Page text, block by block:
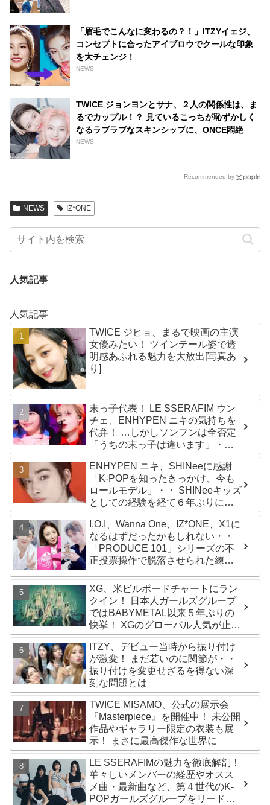
「眉毛でこんなに変わるの？！」ITZYイェジ、
コンセプトに合ったアイブロウでクールな印象
を大チェンジ！
NEWS
TWICE ジョンヨンとサナ、２人の関係性は、ま
るでカップル！？ 見ているこっちが恥ずかしく
なるラブラブなスキンシップに、ONCE悶絶
NEWS
Recommended by
NEWS IZ*ONE
人気記事
人気記事
TWICE ジヒョ、まるで映画の主演
女優みたい！ ツインテール姿で透
明感あふれる魅力を大放出[写真あ
り]
末っ子代表！ LE SSERAFIM ウン
チェ、ENHYPEN ニキの気持ちを
代弁！ …しかしソンフンは全否定
「うちの末っ子は違います」・・
かわいすぎる２人の会話に爆笑
ENHYPEN ニキ、SHINeeに感謝
「K-POPを知ったきっかけ、今も
ロールモデル」・・ SHINeeキッズ
としての経験を経て６年ぶりに東
京ドームに帰還した感想は？
I.O.I、Wanna One、IZ*ONE、X1に
なるはずだったかもしれない・・
「PRODUCE 101」シリーズの不
正投票操作で脱落させられた練習
XG、米ビルボードチャートにラン
クイン！ 日本人ガールズグループ
ではBABYMETAL以来５年ぶりの
快挙！ XGのグローバル人気が止ま
らない…「コーチェラ2025」にも
日本人唯一の出演
ITZY、デビュー当時から振り付け
が激変！ まだ若いのに関節が・・
振り付けを変更せざるを得ない深
刻な問題とは
TWICE MISAMO、公式の展示会
『Masterpiece』を開催中！ 未公開
作品やギャラリー限定の衣装も展
示！ まさに最高傑作な世界に
LE SSERAFIMの魅力を徹底解剖！
華々しいメンバーの経歴やオスス
メ曲・最新曲など、第４世代のK-
POPガールズグループをリードす